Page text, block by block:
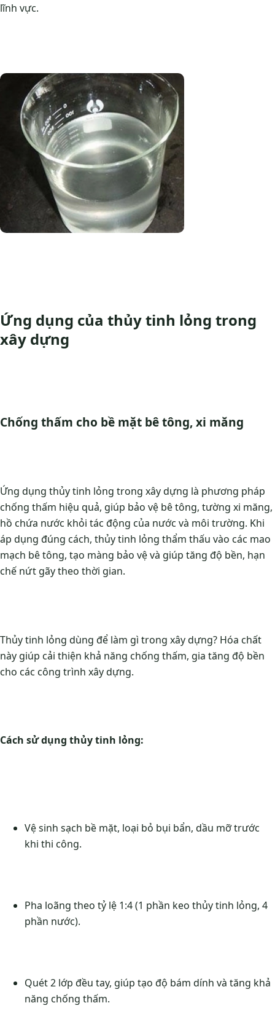
lĩnh vực.
Ứng dụng của thủy tinh lỏng trong
xây dựng
Chống thấm cho bề mặt bê tông, xi măng
Ứng dụng thủy tinh lỏng trong xây dựng là phương pháp
chống thấm hiệu quả, giúp bảo vệ bê tông, tường xi măng,
hồ chứa nước khỏi tác động của nước và môi trường. Khi
áp dụng đúng cách, thủy tinh lỏng thẩm thấu vào các mao
mạch bê tông, tạo màng bảo vệ và giúp tăng độ bền, hạn
chế nứt gãy theo thời gian.
Thủy tinh lỏng dùng để làm gì trong xây dựng? Hóa chất
này giúp cải thiện khả năng chống thấm, gia tăng độ bền
cho các công trình xây dựng.
Cách sử dụng thủy tinh lỏng:
Vệ sinh sạch bề mặt, loại bỏ bụi bẩn, dầu mỡ trước
khi thi công.
Pha loãng theo tỷ lệ 1:4 (1 phần keo thủy tinh lỏng, 4
phần nước).
Quét 2 lớp đều tay, giúp tạo độ bám dính và tăng khả
năng chống thấm.